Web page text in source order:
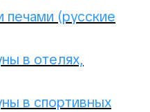
(русские
в отелях,
в спортивных